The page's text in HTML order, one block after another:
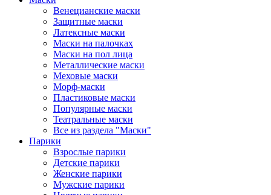
Венецианские маски
Защитные маски
Латексные маски
Маски на палочках
Маски на пол лица
Металлические маски
Меховые маски
Морф-маски
Пластиковые маски
Популярные маски
Театральные маски
Все из раздела "Маски"
Парики
Взрослые парики
Детские парики
Женские парики
Мужские парики